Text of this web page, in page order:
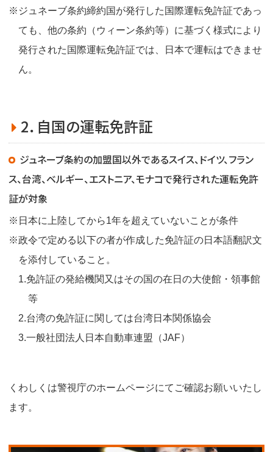
※ジュネーブ条約締約国が発行した国際運転免許証であっ
ても、他の条約（ウィーン条約等）に基づく様式により
発行された国際運転免許証では、日本で運転はできませ
ん。
2．自国の運転免許証
ジュネーブ条約の加盟国以外であるスイス、ドイツ、フラン
ス、台湾、ベルギー、エストニア、モナコで発行された運転免許
証が対象
※日本に上陸してから1年を超えていないことが条件
※政令で定める以下の者が作成した免許証の日本語翻訳文
を添付していること。
1.免許証の発給機関又はその国の在日の大使館・領事館
等
2.台湾の免許証に関しては台湾日本関係協会
3.一般社団法人日本自動車連盟（JAF）
くわしくは警視庁のホームページにてご確認お願いいたし
ます。